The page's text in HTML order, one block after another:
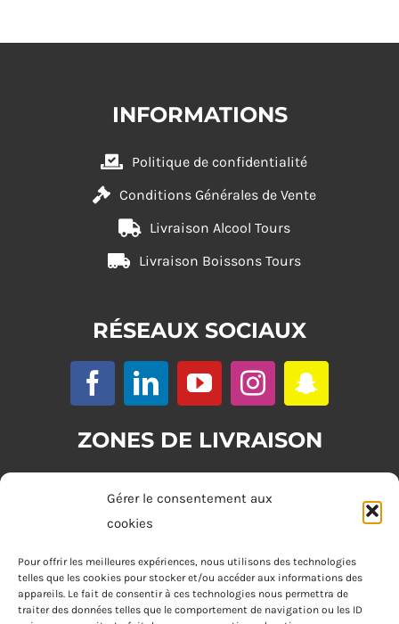
Gérer le consentement aux
cookies
Pour offrir les meilleures expériences, nous utilisons des technologies
telles que les cookies pour stocker et/ou accéder aux informations des
appareils. Le fait de consentir à ces technologies nous permettra de
traiter des données telles que le comportement de navigation ou les ID
INFORMATIONS
Politique de confidentialité
Conditions Générales de Vente
Livraison Alcool Tours
Livraison Boissons Tours
RÉSEAUX SOCIAUX
ZONES DE LIVRAISON
Zone 1 : (commande minimum 20€)
Zone 2 : (commande minimum 30€)
Joué-lès-Tours, Chambray-lès-Tours, La Riche, Saint-Cyr-sur-Loire,
Saint-Pierre-des-Corps, Saint-Avertin